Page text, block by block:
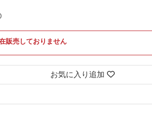
販売しておりません
お気に入り追加